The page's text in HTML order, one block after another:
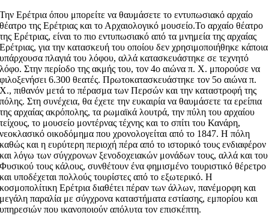
Την Ερέτρια όπου μπορείτε να θαυμάσετε το εντυπωσιακό αρχαίο
θέατρο της Ερέτριας και το Αρχαιολογικό μουσείο.Το αρχαίο θέατρο
της Ερέτριας, είναι το πιο εντυπωσιακό από τα μνημεία της αρχαίας
Ερέτριας, για την κατασκευή του οποίου δεν χρησιμοποιήθηκε κάποια
υπάρχουσα πλαγιά του λόφου, αλλά κατασκευάστηκε σε τεχνητό
λόφο. Στην περίοδο της ακμής του, τον 4ο αιώνα π. Χ. μπορούσε να
φιλοξενήσει 6.300 θεατές. Πρωτοκατασκευάστηκε τον 5ο αιώνα π.
Χ., πιθανόν μετά το πέρασμα των Περσών και την καταστροφή της
πόλης. Στη συνέχεια, θα έχετε την ευκαιρία να θαυμάσετε τα ερείπια
της αρχαίας ακρόπολης, τα ρωμαϊκά λουτρά, την πύλη του αρχαίου
τείχους, το μουσείο μοντέρνας τέχνης και το σπίτι του Κανάρη,
νεοκλασικό οικοδόμημα που χρονολογείται από το 1847. Η πόλη
καθώς και η ευρύτερη περιοχή πέρα από το ιστορικό τους ενδιαφέρον
και λόγω των σύγχρονων ξενοδοχειακών μονάδων τους, αλλά και του
Φυσικού τους κάλους, συνθέτουν ένα φημισμένο τουριστικό θέρετρο
και υποδέχεται πολλούς τουρίστες από το εξωτερικό. Η
κοσμοπολίτικη Ερέτρια διαθέτει πέραν των άλλων, πανέμορφη και
μεγάλη παραλία με σύγχρονα καταστήματα εστίασης, εμπορίου και
υπηρεσιών που ικανοποιούν απόλυτα τον επισκέπτη.